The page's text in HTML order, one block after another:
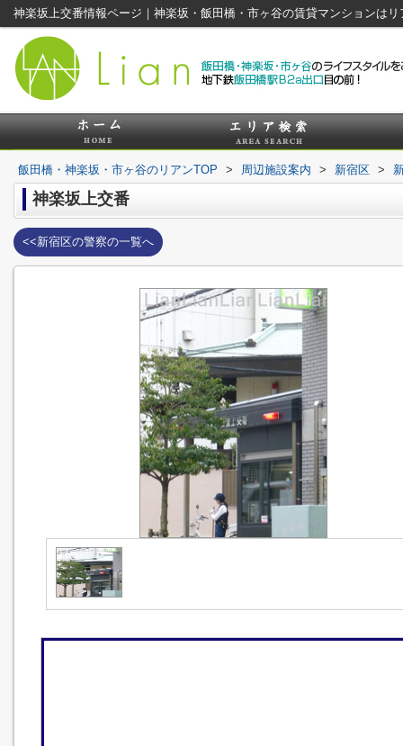
神楽坂上交番情報ページ｜神楽坂・飯田橋・市ヶ谷の賃貸マンションはリ
飯田橋・神楽坂・市ヶ谷のリアンTOP > 周辺施設案内 > 新宿区 >
神楽坂上交番
<<新宿区の警察の一覧へ